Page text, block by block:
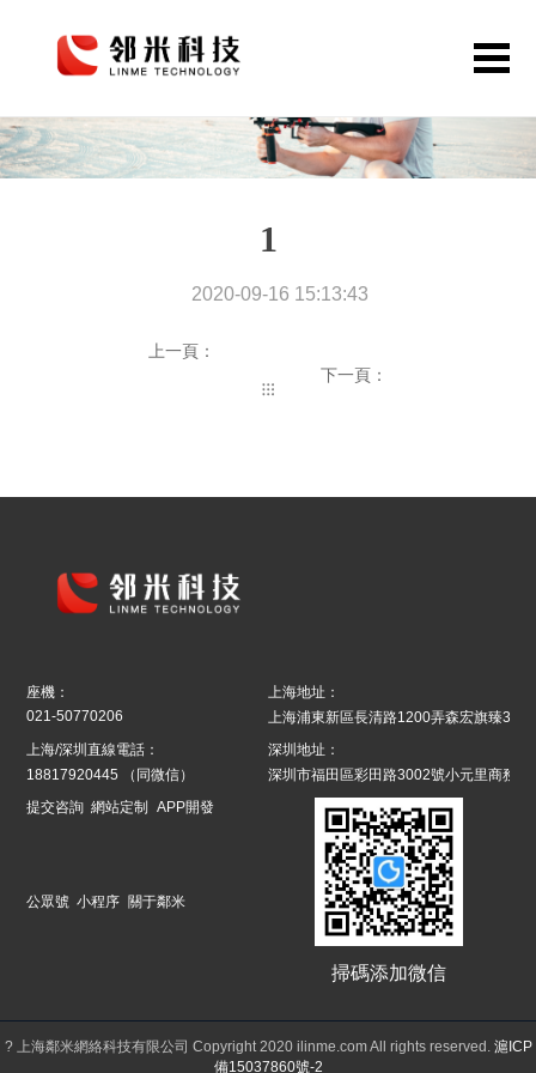
首頁
APP開發
公眾號小程序
作品案例
1
2020-09-16 15:13:43
上一頁：
下一頁：
座機：
021-50770206
上海/深圳直線電話：
18817920445
（同微信）
上海地址：
上海浦東新區長清路1200弄森宏旗臻39
深圳地址：
深圳市福田區彩田路3002號小元里商務辦
提交咨詢 網站定制 APP開發
公眾號 小程序 關于鄰米
掃碼添加微信
? 上海鄰米網絡科技有限公司 Copyright 2020 ilinme.com All rights reserved. 滬ICP
備15037860號-2